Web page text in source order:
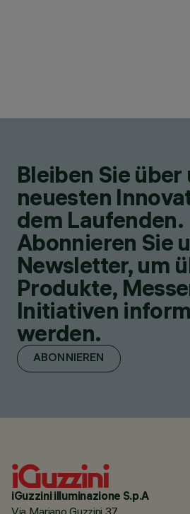
Bleiben Sie über
neuesten
dem Laufenden.
Abonnieren Sie
Newsletter, um
Produkte,
Initiativen
werden.
ABONNIEREN
iGuzzini illuminazione S.p.A
Via Mariano Guzzini 37